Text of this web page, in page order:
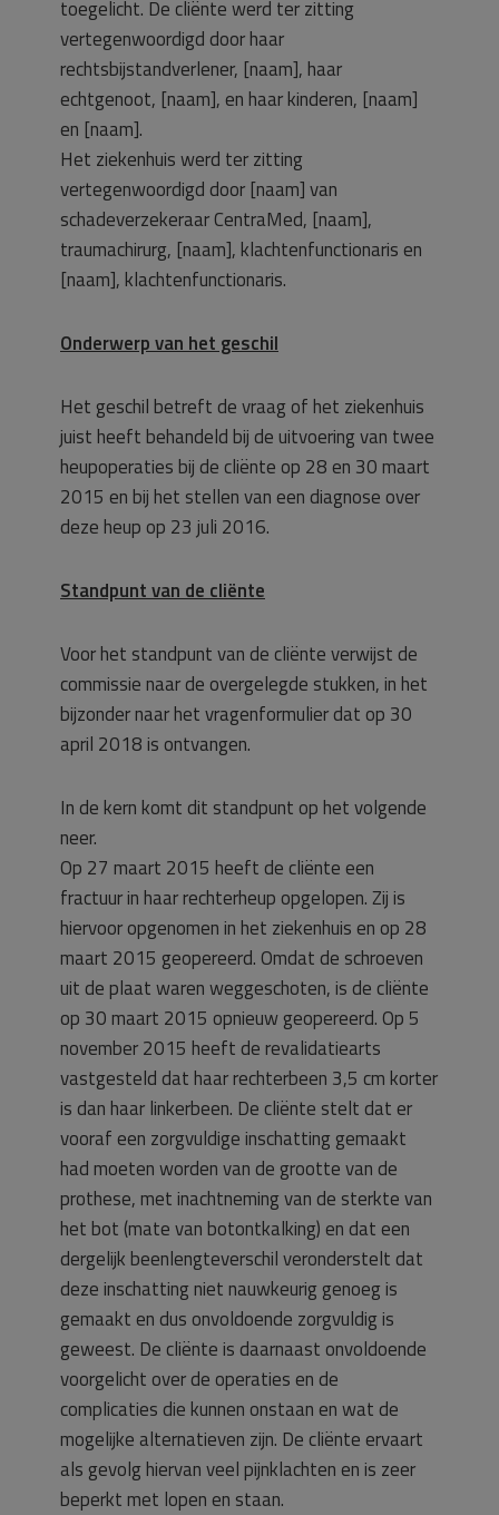
toegelicht. De cliënte werd ter zitting
vertegenwoordigd door haar
rechtsbijstandverlener, [naam], haar
echtgenoot, [naam], en haar kinderen, [naam]
en [naam].
Het ziekenhuis werd ter zitting
vertegenwoordigd door [naam] van
schadeverzekeraar CentraMed, [naam],
traumachirurg, [naam], klachtenfunctionaris en
[naam], klachtenfunctionaris.
Onderwerp van het geschil
Het geschil betreft de vraag of het ziekenhuis
juist heeft behandeld bij de uitvoering van twee
heupoperaties bij de cliënte op 28 en 30 maart
2015 en bij het stellen van een diagnose over
deze heup op 23 juli 2016.
Standpunt van de cliënte
Voor het standpunt van de cliënte verwijst de
commissie naar de overgelegde stukken, in het
bijzonder naar het vragenformulier dat op 30
april 2018 is ontvangen.
In de kern komt dit standpunt op het volgende
neer.
Op 27 maart 2015 heeft de cliënte een
fractuur in haar rechterheup opgelopen. Zij is
hiervoor opgenomen in het ziekenhuis en op 28
maart 2015 geopereerd. Omdat de schroeven
uit de plaat waren weggeschoten, is de cliënte
op 30 maart 2015 opnieuw geopereerd. Op 5
november 2015 heeft de revalidatiearts
vastgesteld dat haar rechterbeen 3,5 cm korter
is dan haar linkerbeen. De cliënte stelt dat er
vooraf een zorgvuldige inschatting gemaakt
had moeten worden van de grootte van de
prothese, met inachtneming van de sterkte van
het bot (mate van botontkalking) en dat een
dergelijk beenlengteverschil veronderstelt dat
deze inschatting niet nauwkeurig genoeg is
gemaakt en dus onvoldoende zorgvuldig is
geweest. De cliënte is daarnaast onvoldoende
voorgelicht over de operaties en de
complicaties die kunnen onstaan en wat de
mogelijke alternatieven zijn. De cliënte ervaart
als gevolg hiervan veel pijnklachten en is zeer
beperkt met lopen en staan.